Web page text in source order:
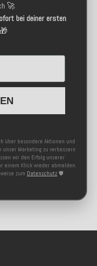
🚀
bei deiner ersten
über besondere Aktionen und
Marketing zu verbessern
wir den Erfolg unserer
einem Klick wieder abmelden.
zum Datenschutz 🛡️